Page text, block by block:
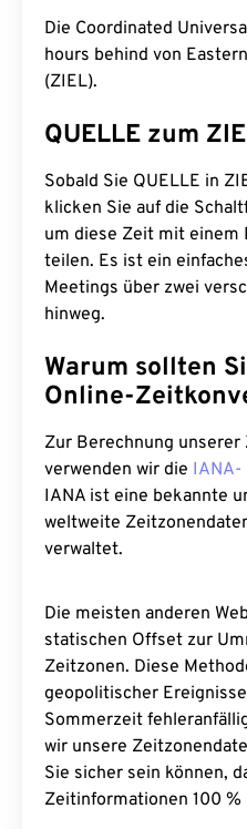
Die Coordinated
hours behind von
(ZIEL).
QUELLE zum
Sobald Sie QUELLE in
klicken Sie auf die
um diese Zeit mit einem
teilen. Es ist ein
Meetings über zwei
hinweg.
Warum sollten
Online-
Zur Berechnung
verwenden wir die IANA-
IANA ist eine bekannte
weltweite
verwaltet.
Die meisten anderen
statischen Offset zur
Zeitzonen. Diese
geopolitischer
Sommerzeit
wir unsere
Sie sicher sein können,
Zeitinformationen 100